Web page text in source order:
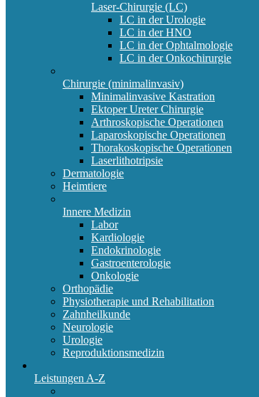
Laser-Chirurgie (LC)
LC in der Urologie
LC in der HNO
LC in der Ophtalmologie
LC in der Onkochirurgie
Chirurgie (minimalinvasiv)
Minimalinvasive Kastration
Ektoper Ureter Chirurgie
Arthroskopische Operationen
Laparoskopische Operationen
Thorakoskopische Operationen
Laserlithotripsie
Dermatologie
Heimtiere
Innere Medizin
Labor
Kardiologie
Endokrinologie
Gastroenterologie
Onkologie
Orthopädie
Physiotherapie und Rehabilitation
Zahnheilkunde
Neurologie
Urologie
Reproduktionsmedizin
Leistungen A-Z